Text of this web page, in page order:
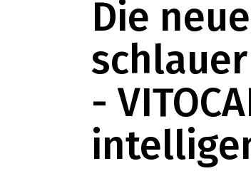
Die
-